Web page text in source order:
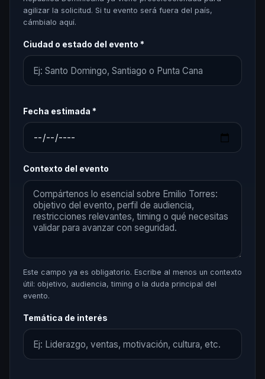
agilizar la solicitud. Si tu evento será fuera del país,
cámbialo aquí.
Ciudad o estado del evento *
Fecha estimada *
Contexto del evento
Este campo ya es obligatorio. Escribe al menos un contexto
útil: objetivo, audiencia, timing o la duda principal del
evento.
Temática de interés